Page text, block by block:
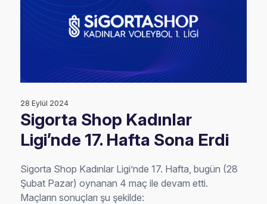
28 Eylül 2024
Sigorta Shop Kadınlar
Ligi’nde 17. Hafta Sona Erdi
Sigorta Shop Kadınlar Ligi’nde 17. Hafta, bugün (28
Şubat Pazar) oynanan 4 maç ile devam etti.
Maçların sonuçları şu şekilde: